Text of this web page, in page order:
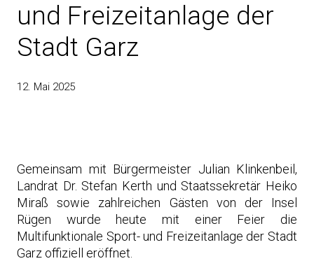
und Freizeitanlage der
Stadt Garz
12. Mai 2025
Gemeinsam mit Bürgermeister Julian Klinkenbeil,
Landrat Dr. Stefan Kerth und Staatssekretär Heiko
Miraß sowie zahlreichen Gästen von der Insel
Rügen wurde heute mit einer Feier die
Multifunktionale Sport- und Freizeitanlage der Stadt
Garz offiziell eröffnet.